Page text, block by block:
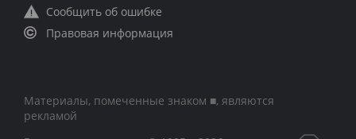
Сообщить об ошибке
Правовая информация
Материалы, помеченные знаком ■, являются
рекламой